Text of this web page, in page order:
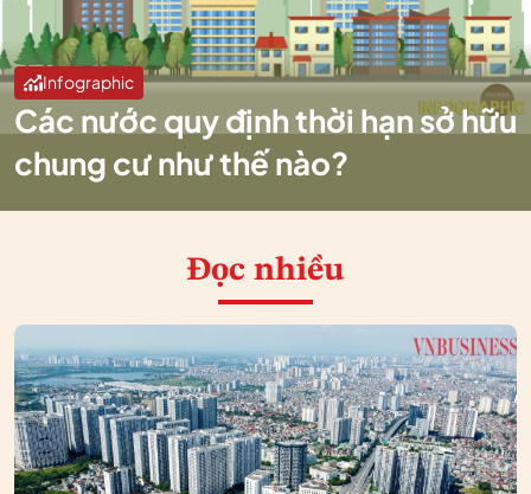
Infographic
Các nước quy định thời hạn sở hữu
chung cư như thế nào?
Đọc nhiều